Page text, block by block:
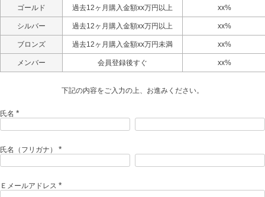
ゴールド 過去12ヶ月購入金額xx万円以上 xx%
シルバー 過去12ヶ月購入金額xx万円以上 xx%
ブロンズ 過去12ヶ月購入金額xx万円未満 xx%
メンバー 会員登録後すぐ xx%
下記の内容をご入力の上、お進みください。
氏名
必
氏名（フリガナ）
必
)
Ｅメールアドレス